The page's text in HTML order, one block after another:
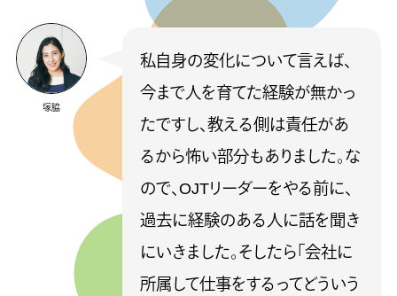
塚脇
私自身の変化について言えば、
今まで人を育てた経験が無かっ
たですし、教える側は責任があ
るから怖い部分もありました。な
ので、OJTリーダーをやる前に、
過去に経験のある人に話を聞き
にいきました。そしたら「会社に
所属して仕事をするってどういう